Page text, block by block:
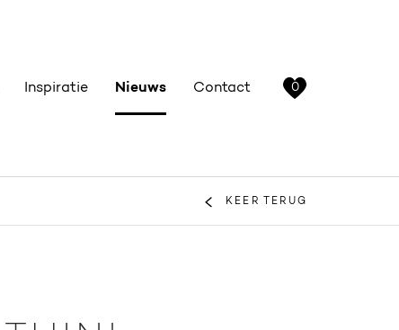
0
Inspiratie Nieuws Contact
KEER TERUG